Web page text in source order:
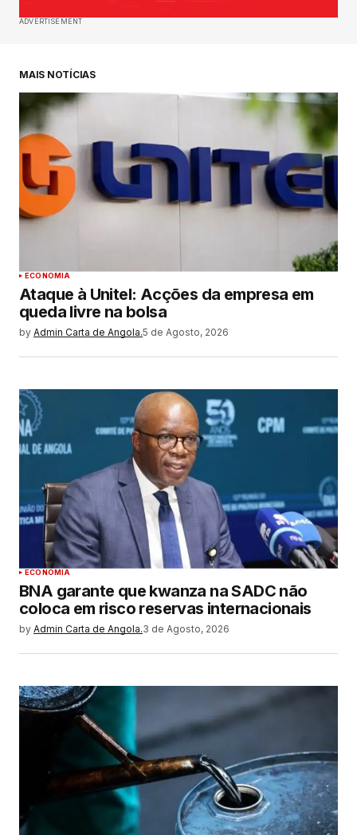
ADVERTISEMENT
MAIS NOTÍCIAS
ECONOMIA
Ataque à Unitel: Acções da empresa em
queda livre na bolsa
by Admin Carta de Angola.5 de Agosto, 2026
ECONOMIA
BNA garante que kwanza na SADC não
coloca em risco reservas internacionais
by Admin Carta de Angola.3 de Agosto, 2026